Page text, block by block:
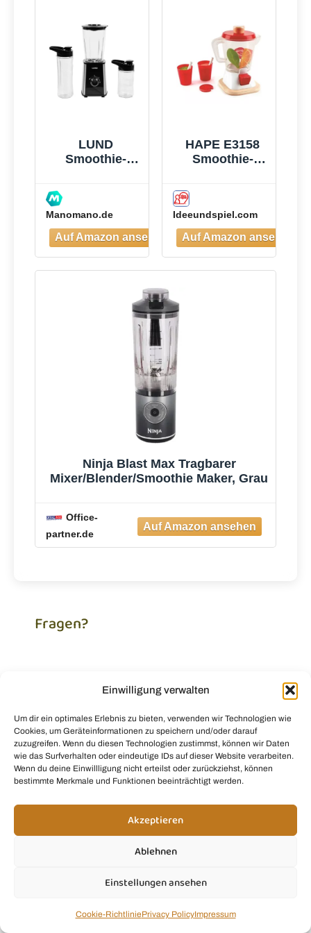
Einwilligung verwalten
Um dir ein optimales Erlebnis zu bieten, verwenden wir Technologien wie
Cookies, um Geräteinformationen zu speichern und/oder darauf
zuzugreifen. Wenn du diesen Technologien zustimmst, können wir Daten
wie das Surfverhalten oder eindeutige IDs auf dieser Website verarbeiten.
Wenn du deine Einwillligung nicht erteilst oder zurückziehst, können
bestimmte Merkmale und Funktionen beeinträchtigt werden.
Akzeptieren
Ablehnen
Einstellungen ansehen
Cookie-RichtliniePrivacy PolicyImpressum
Frei, Leicht zu
Reinigen,
Blender
elektrisch für
Shake,
LUND
Smoothie-
Manomano.de
HAPE E3158
Smoothie-
Ideeundspiel.com
Ninja Blast Max Tragbarer
Mixer/Blender/Smoothie Maker, Grau
Office-
partner.de
Fragen?
mitteilen? Ich freue mich, von dir zu hören! 💚
kontakt@smoothie.mom
Smoothie Infos
Smoothie Rezepte
Produkt Empfehlungen